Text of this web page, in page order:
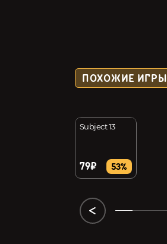
ПОХОЖИЕ ИГРЫ
Subject 13
79₽ 53%